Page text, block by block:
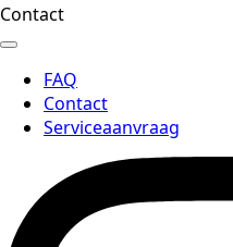
Contact
FAQ
Contact
Serviceaanvraag